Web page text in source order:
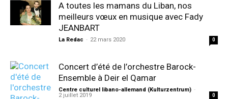
A toutes les mamans du Liban, nos
meilleurs vœux en musique avec Fady
JEANBART
La Redac - 22 mars 2020 0
Concert d’été de l’orchestre Barock-
Ensemble à Deir el Qamar
Centre culturel libano-allemand (Kulturzentrum) -
2 juillet 2019
0